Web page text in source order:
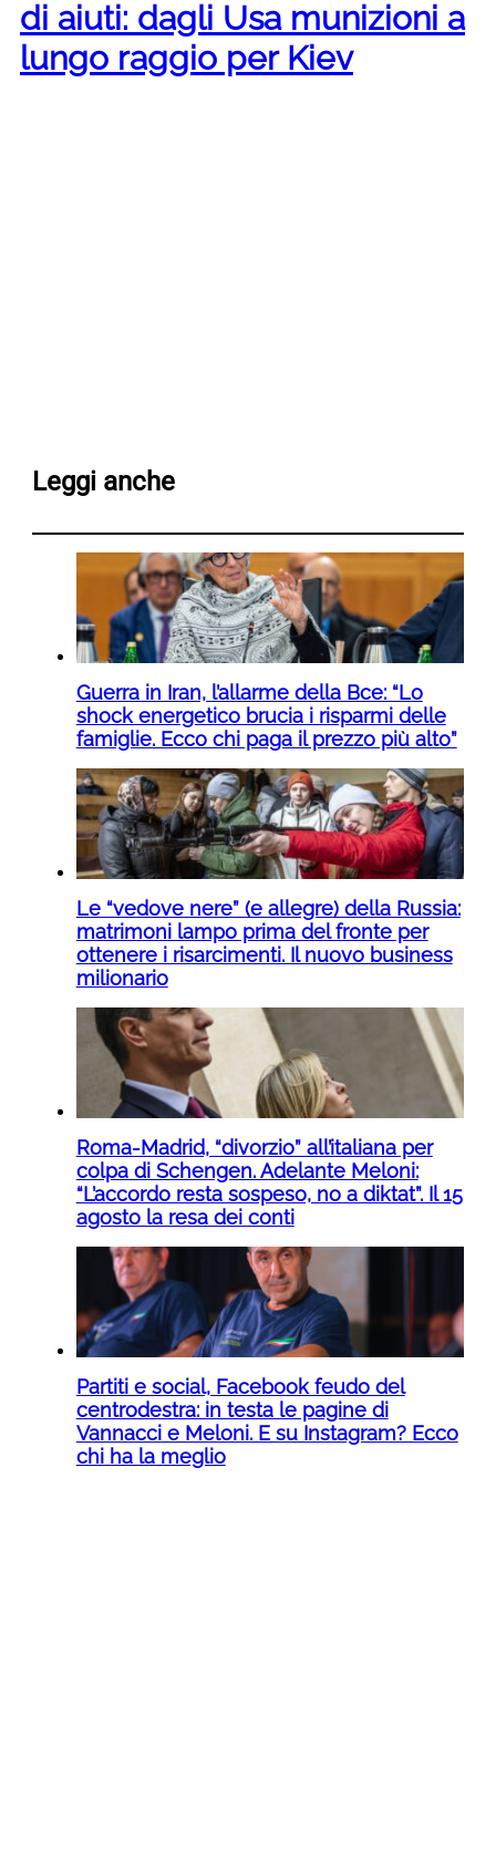
di aiuti: dagli Usa munizioni a
lungo raggio per Kiev
Leggi anche
Guerra in Iran, l’allarme della Bce: “Lo
shock energetico brucia i risparmi delle
famiglie. Ecco chi paga il prezzo più alto”
Le “vedove nere” (e allegre) della Russia:
matrimoni lampo prima del fronte per
ottenere i risarcimenti. Il nuovo business
milionario
Roma-Madrid, “divorzio” all’italiana per
colpa di Schengen. Adelante Meloni:
“L’accordo resta sospeso, no a diktat”. Il 15
agosto la resa dei conti
Partiti e social, Facebook feudo del
centrodestra: in testa le pagine di
Vannacci e Meloni. E su Instagram? Ecco
chi ha la meglio